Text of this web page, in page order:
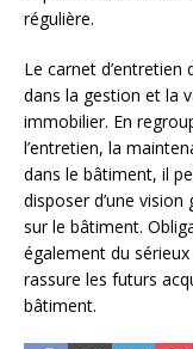
régulière.
Le carnet
dans la gestion et la
immobilier. En
l’entretien, la
dans le bâtiment, il
disposer d’une
sur le bâtiment.
également du
rassure les futurs
bâtiment.